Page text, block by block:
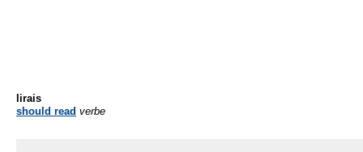
lirais
should read verbe